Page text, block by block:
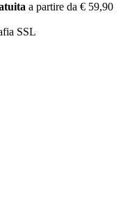
a partire da € 59,90
SSL